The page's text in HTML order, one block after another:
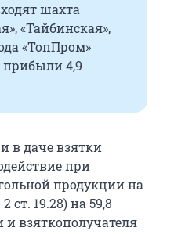
шахта
«Тайбинская»,
«ТопПром»
прибыли 4,9
в даче взятки
при
продукции на
ст. 19.28) на 59,8
взяткополучателя